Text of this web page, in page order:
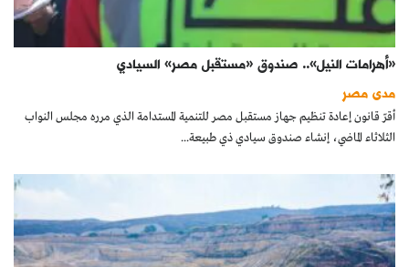
«أهرامات النيل».. صندوق «مستقبل مصر» السيادي
مدى مصر
أقرّ قانون إعادة تنظيم جهاز مستقبل مصر للتنمية المستدامة الذي مرره مجلس النواب
الثلاثاء الماضي، إنشاء صندوق سيادي ذي طبيعة...